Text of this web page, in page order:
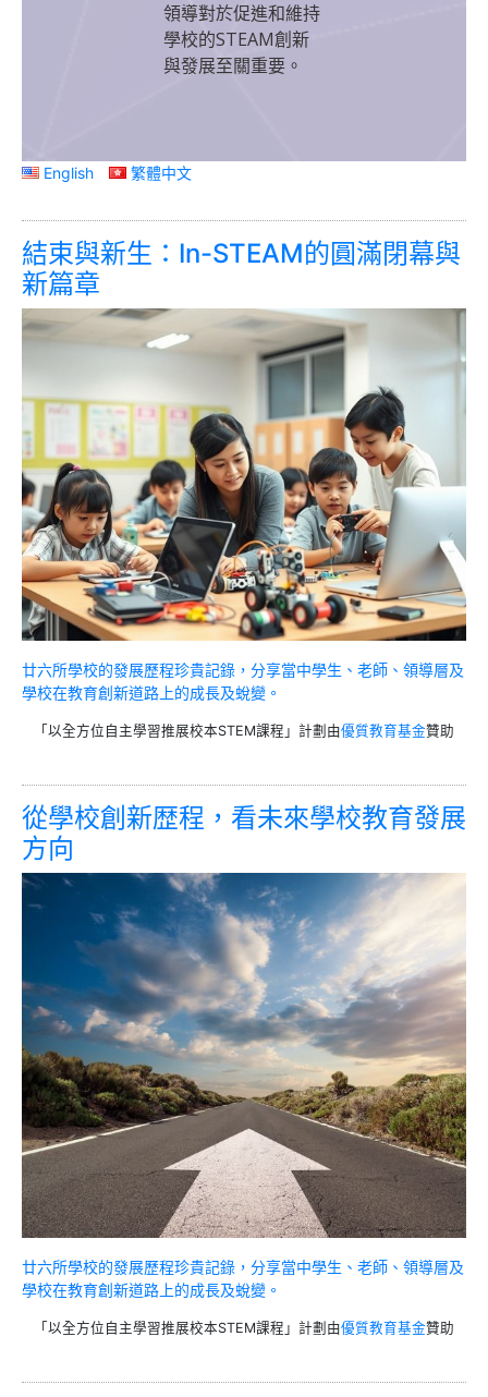
領導對於促進和維持
學校的STEAM創新
與發展至關重要。
English 繁體中文
結束與新生：In-STEAM的圓滿閉幕與
新篇章
廿六所學校的發展歷程珍貴記錄，分享當中學生、老師、領導層及
學校在教育創新道路上的成長及蛻變。
「以全方位自主學習推展校本STEM課程」計劃由優質教育基金贊助
從學校創新歴程，看未來學校教育發展
方向
廿六所學校的發展歷程珍貴記錄，分享當中學生、老師、領導層及
學校在教育創新道路上的成長及蛻變。
「以全方位自主學習推展校本STEM課程」計劃由優質教育基金贊助